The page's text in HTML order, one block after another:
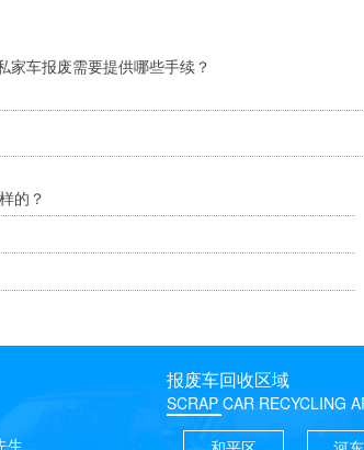
家车报废需要提供哪些手续？
的？
生
报废车回收区域
SCRAP CAR RECYCLING